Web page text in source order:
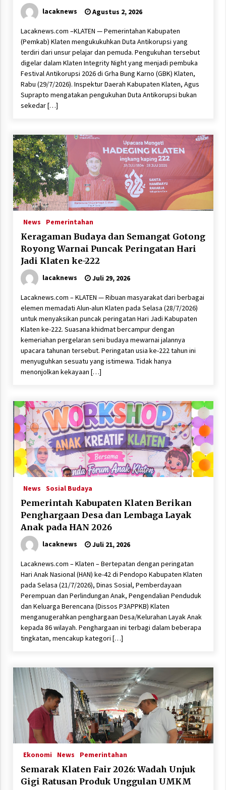
lacaknews Agustus 2, 2026
Lacaknews.com –KLATEN — Pemerintahan Kabupaten
(Pemkab) Klaten mengukukuhkan Duta Antikorupsi yang
terdiri dari unsur pelajar dan pemuda. Pengukuhan tersebut
digelar dalam Klaten Integrity Night yang menjadi pembuka
Festival Antikorupsi 2026 di Grha Bung Karno (GBK) Klaten,
Rabu (29/7/2026). Inspektur Daerah Kabupaten Klaten, Agus
Suprapto mengatakan pengukuhan Duta Antikorupsi bukan
sekedar […]
News Pemerintahan
Keragaman Budaya dan Semangat Gotong
Royong Warnai Puncak Peringatan Hari
Jadi Klaten ke-222
lacaknews Juli 29, 2026
Lacaknews.com – KLATEN — Ribuan masyarakat dari berbagai
elemen memadati Alun-alun Klaten pada Selasa (28/7/2026)
untuk menyaksikan puncak peringatan Hari Jadi Kabupaten
Klaten ke-222. Suasana khidmat bercampur dengan
kemeriahan pergelaran seni budaya mewarnai jalannya
upacara tahunan tersebut. Peringatan usia ke-222 tahun ini
menyuguhkan sesuatu yang istimewa. Tidak hanya
menonjolkan kekayaan […]
News Sosial Budaya
Pemerintah Kabupaten Klaten Berikan
Penghargaan Desa dan Lembaga Layak
Anak pada HAN 2026
lacaknews Juli 21, 2026
Lacaknews.com – Klaten – Bertepatan dengan peringatan
Hari Anak Nasional (HAN) ke-42 di Pendopo Kabupaten Klaten
pada Selasa (21/7/2026), Dinas Sosial, Pemberdayaan
Perempuan dan Perlindungan Anak, Pengendalian Penduduk
dan Keluarga Berencana (Dissos P3APPKB) Klaten
menganugerahkan penghargaan Desa/Kelurahan Layak Anak
kepada 86 wilayah. Penghargaan ini terbagi dalam beberapa
tingkatan, mencakup kategori […]
Ekonomi News Pemerintahan
Semarak Klaten Fair 2026: Wadah Unjuk
Gigi Ratusan Produk Unggulan UMKM